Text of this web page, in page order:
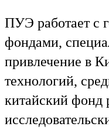
ПУЭ работает с
фондами,
привлечение в
технологий,
китайский фонд